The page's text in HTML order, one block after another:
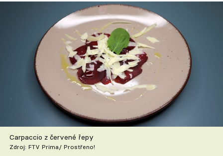
Články
TV Program
Škola vaření
Recepty z TV
Speciál: Cuketa
Carpaccio z červené řepy
Zdroj: FTV Prima/ Prostřeno!